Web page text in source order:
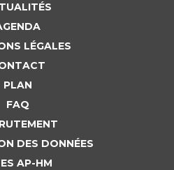
LÉGALES
PLAN
FAQ
DES DONNÉES
AP-HM